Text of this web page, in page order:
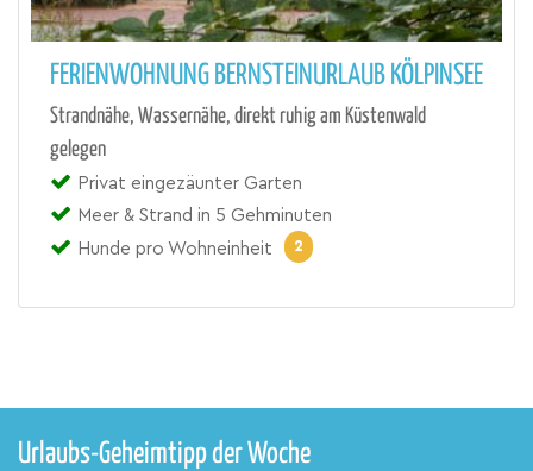
FERIENWOHNUNG BERNSTEINURLAUB KÖLPINSEE
Strandnähe, Wassernähe, direkt ruhig am Küstenwald
gelegen
Privat eingezäunter Garten
Meer & Strand in 5 Gehminuten
Hunde pro Wohneinheit
2
Urlaubs-Geheimtipp der Woche